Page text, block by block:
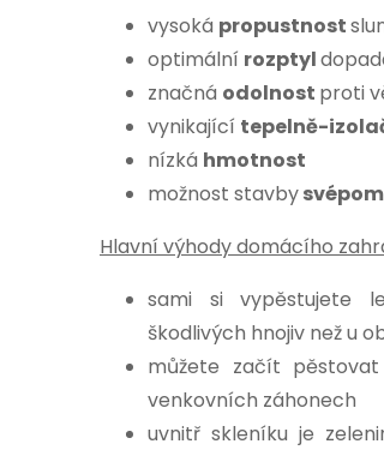
vysoká propustnost
optimální rozptyl
značná odolnost proti
vynikající tepelně-
nízká hmotnost
možnost stavby
Hlavní výhody domácího
sami si vypěstujete
škodlivých hnojiv než u
můžete začít
venkovních záhonech
uvnitř skleníku je